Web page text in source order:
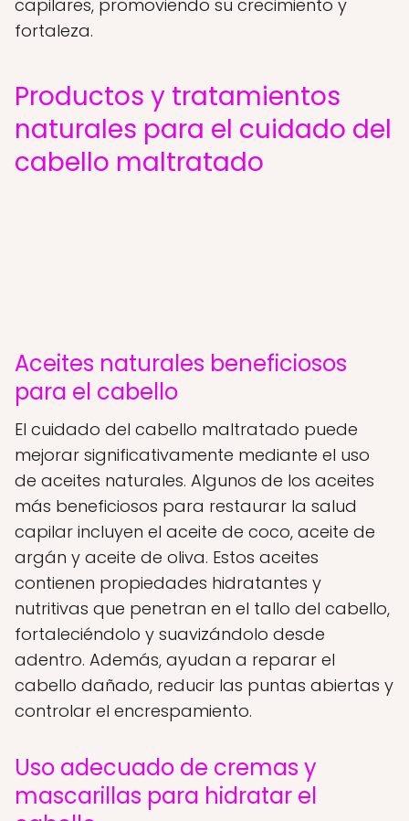
capilares, promoviendo su crecimiento y
fortaleza.
Productos y tratamientos
naturales para el cuidado del
cabello maltratado
Aceites naturales beneficiosos
para el cabello
El cuidado del cabello maltratado puede
mejorar significativamente mediante el uso
de aceites naturales. Algunos de los aceites
más beneficiosos para restaurar la salud
capilar incluyen el aceite de coco, aceite de
argán y aceite de oliva. Estos aceites
contienen propiedades hidratantes y
nutritivas que penetran en el tallo del cabello,
fortaleciéndolo y suavizándolo desde
adentro. Además, ayudan a reparar el
cabello dañado, reducir las puntas abiertas y
controlar el encrespamiento.
Uso adecuado de cremas y
mascarillas para hidratar el